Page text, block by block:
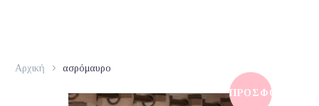
Αρχική ασρόμαυρο
ΠΡΟΣΦΟΡΆ!